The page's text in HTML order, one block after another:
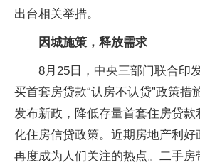
出台相关举措。
因城施策，释放需求
8月25日，中央三部门联合印
买首套房贷款“认房不认贷”政策措
发布新政，降低存量首套住房贷款
化住房信贷政策。近期房地产利
再度成为人们关注的热点。二手房